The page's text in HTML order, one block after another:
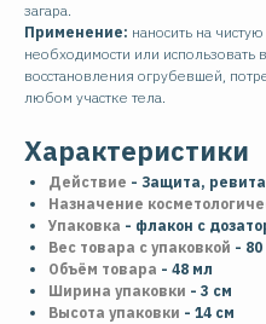
загара.
Применение: наносить на
необходимости или использовать
восстановления огрубевшей,
любом участке тела.
Характеристики
Действие - Защита,
Назначение
Упаковка - флакон с
Вес товара с упаковкой - 80
Объём товара - 48 мл
Ширина упаковки - 3 см
Высота упаковки - 14 см